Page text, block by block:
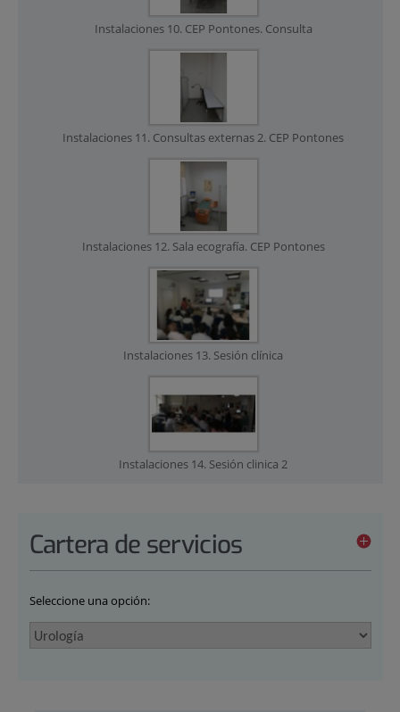
Instalaciones 10. CEP Pontones. Consulta
Instalaciones 11. Consultas externas 2. CEP Pontones
Instalaciones 12. Sala ecografía. CEP Pontones
Instalaciones 13. Sesión clínica
Instalaciones 14. Sesión clinica 2
Cartera de servicios
Seleccione una opción: